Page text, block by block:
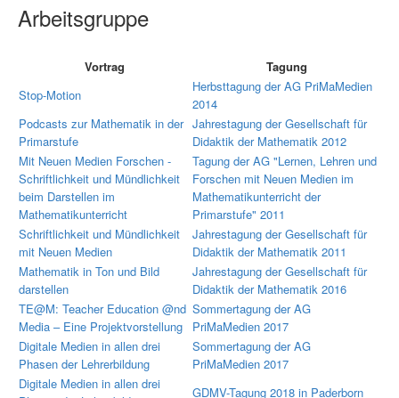
Arbeitsgruppe
Vortrag
Tagung
Stop-Motion
Herbsttagung der AG PriMaMedien
2014
Podcasts zur Mathematik in der
Primarstufe
Jahrestagung der Gesellschaft für
Didaktik der Mathematik 2012
Mit Neuen Medien Forschen -
Schriftlichkeit und Mündlichkeit
beim Darstellen im
Mathematikunterricht
Tagung der AG "Lernen, Lehren und
Forschen mit Neuen Medien im
Mathematikunterricht der
Primarstufe" 2011
Schriftlichkeit und Mündlichkeit
mit Neuen Medien
Jahrestagung der Gesellschaft für
Didaktik der Mathematik 2011
Mathematik in Ton und Bild
darstellen
Jahrestagung der Gesellschaft für
Didaktik der Mathematik 2016
TE@M: Teacher Education @nd
Media – Eine Projektvorstellung
Sommertagung der AG
PriMaMedien 2017
Digitale Medien in allen drei
Phasen der Lehrerbildung
Sommertagung der AG
PriMaMedien 2017
Digitale Medien in allen drei
GDMV-Tagung 2018 in Paderborn